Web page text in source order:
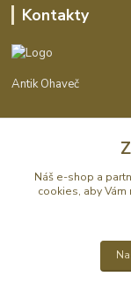
Kontakty
Antik Ohaveč
info@antik-
Náš e-shop a
cookies, aby